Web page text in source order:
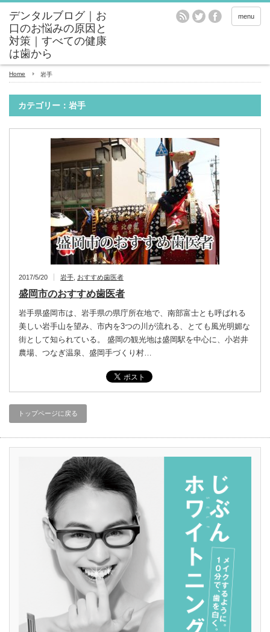
menu
Home 岩手
カテゴリー：岩手
2017/5/20 岩手 おすすめ歯医者
盛岡市のおすすめ歯医者
岩手県盛岡市は、岩手県の県庁所在地で、南部富士とも呼ばれる
美しい岩手山を望み、市内を3つの川が流れる、とても風光明媚な
街として知られている。 盛岡の観光地は盛岡駅を中心に、小岩井
農場、つなぎ温泉、盛岡手づくり村…
トップページに戻る